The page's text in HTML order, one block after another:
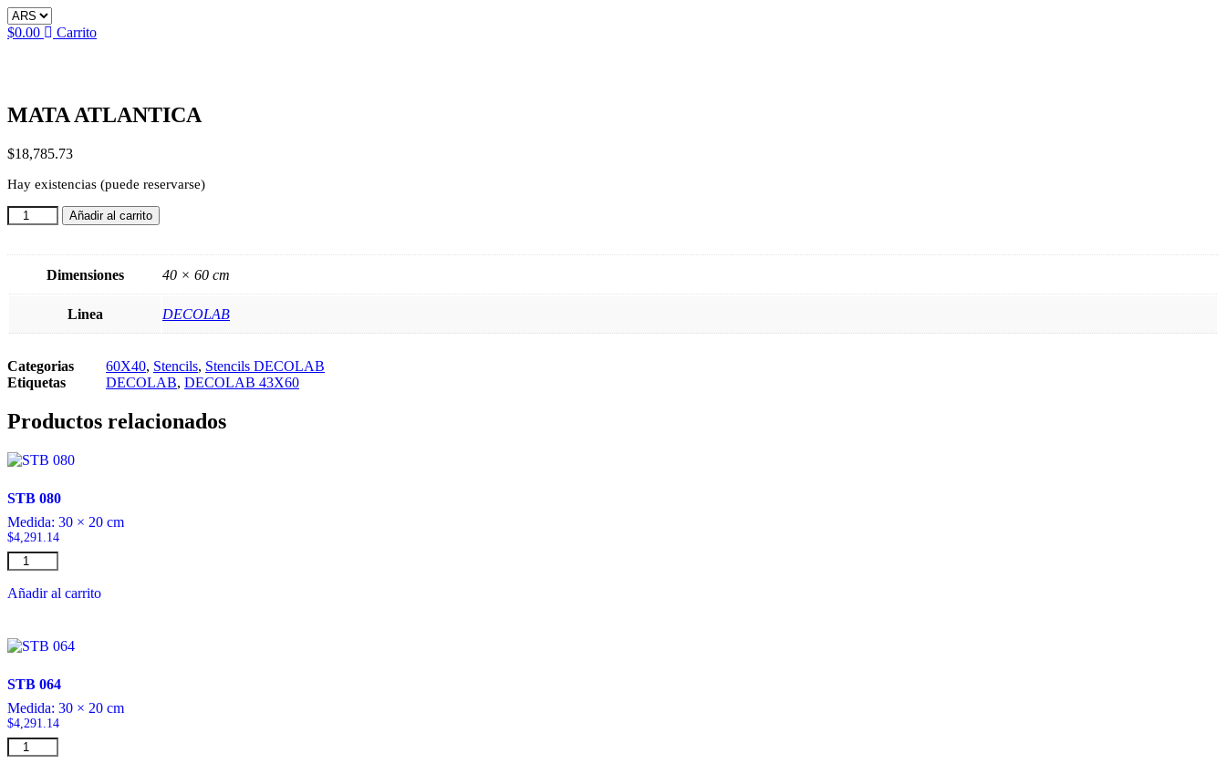
$0.00 Carrito
MATA ATLANTICA
$18,785.73
Hay existencias (puede reservarse)
MATA
ATLANTICA
Añadir al carrito
Dimensiones 40 × 60 cm
Linea DECOLAB
Categorias 60X40, Stencils, Stencils DECOLAB
Etiquetas
DECOLAB, DECOLAB 43X60
Productos relacionados
STB 080
Medida: 30 × 20 cm
$4,291.14
STB
080
cantidad
Añadir al carrito
STB 064
Medida: 30 × 20 cm
$4,291.14
STB
064